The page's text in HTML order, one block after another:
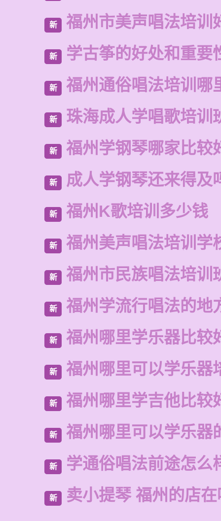
新 福州市美声唱法培训
新 学古筝的好处和重要
新 福州通俗唱法培训哪
新 珠海成人学唱歌培训
新 福州学钢琴哪家比较
新 成人学钢琴还来得及
新 福州K歌培训多少钱
新 福州美声唱法培训学
新 福州市民族唱法培训
新 福州学流行唱法的地
新 福州哪里学乐器比较
新 福州哪里可以学乐器
新 福州哪里学吉他比较
新 福州哪里可以学乐器
新 学通俗唱法前途怎么
新 卖小提琴 福州的店